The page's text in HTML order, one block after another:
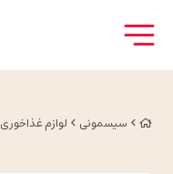
سیسمونی لوازم غذاخوری